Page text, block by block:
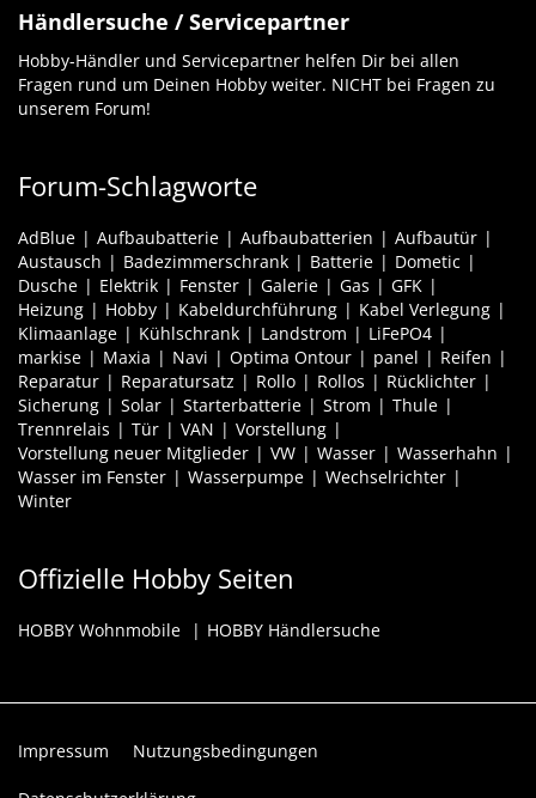
Händlersuche / Servicepartner
Hobby-Händler und Servicepartner helfen Dir bei allen
Fragen rund um Deinen Hobby weiter. NICHT bei Fragen zu
unserem Forum!
Forum-Schlagworte
AdBlue Aufbaubatterie Aufbaubatterien
Aufbautür
Austausch
Badezimmerschrank Batterie
Dometic
Dusche
Elektrik Fenster Galerie Gas
GFK
Heizung
Hobby Kabeldurchführung
Kabel Verlegung
Klimaanlage
Kühlschrank Landstrom
LiFePO4
markise
Maxia Navi Optima Ontour panel
Reifen
Reparatur
Reparatursatz Rollo Rollos
Rücklichter
Sicherung
Solar Starterbatterie Strom
Thule
Trennrelais
Tür VAN
Vorstellung
Vorstellung neuer Mitglieder
VW Wasser
Wasserhahn
Wasser im Fenster
Wasserpumpe
Wechselrichter
Winter
Offizielle Hobby Seiten
HOBBY Wohnmobile HOBBY Händlersuche
Impressum Nutzungsbedingungen